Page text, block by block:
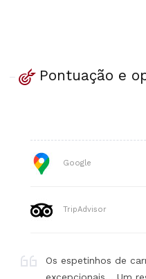
Pontuação e
Google
TripAdvisor
Os espetinhos de